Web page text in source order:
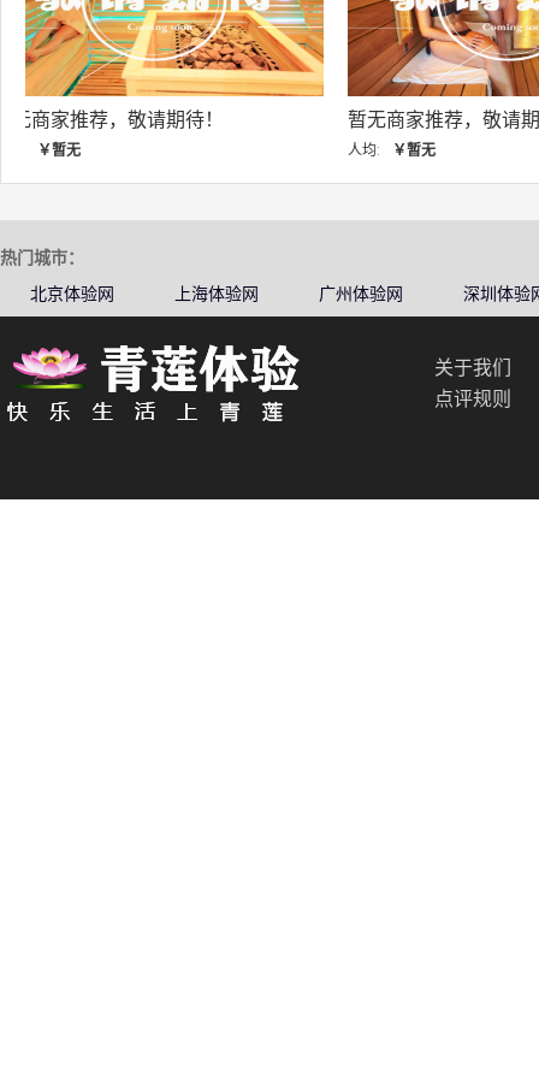
暂无商家推荐，敬请期待！
人均: ￥暂无
暂无商家推荐，
人均: ￥暂无
热门城市：
北京体验网
上海体验网 广州体验网 深圳体验
关于我们
点评规则